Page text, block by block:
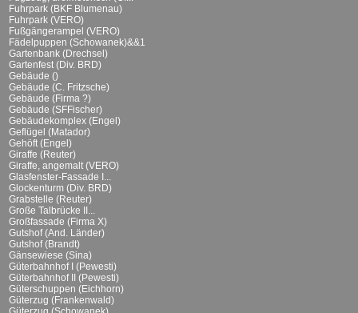
Fuhrpark (BKF Blumenau)
Fuhrpark (VERO)
Fußgängerampel (VERO)
Fädelpuppen (Schowanek)&&1
Gartenbank (Drechsel)
Gartenfest (Div. BRD)
Gebäude ()
Gebäude (C. Fritzsche)
Gebäude (Firma ?)
Gebäude (SFFischer)
Gebäudekomplex (Engel)
Geflügel (Matador)
Gehöft (Engel)
Giraffe (Reuter)
Giraffe, angemalt (VERO)
Glasfenster-Fassade I...
Glockenturm (Div. BRD)
Grabstelle (Reuter)
Große Talbrücke II...
Großfassade (Firma X)
Gutshof (And. Länder)
Gutshof (Brandt)
Gänsewiese (Sina)
Güterbahnhof I (Pewesti)
Güterbahnhof II (Pewesti)
Güterschuppen (Eichhorn)
Güterzug (Frankenwald)